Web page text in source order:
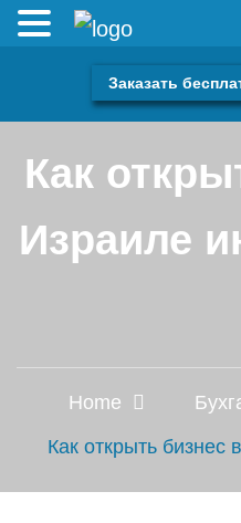
Заказать
Как
Израиле
Home
Как открыть бизнес